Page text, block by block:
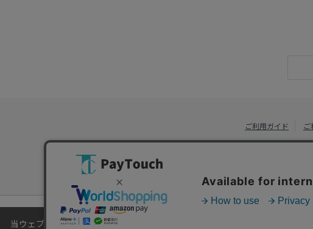
ご利用ガイド
当ウェブサイトでは、お客様により良いサービスをご提供するため、クッキ